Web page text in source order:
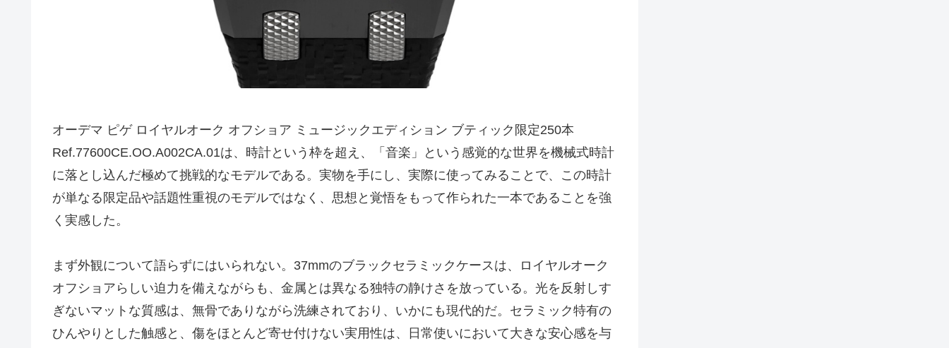
オーデマ ピゲ ロイヤルオーク オフショア ミュージックエディション ブティック限定250本
Ref.77600CE.OO.A002CA.01は、時計という枠を超え、「音楽」という感覚的な世界を機械式時計
に落とし込んだ極めて挑戦的なモデルである。実物を手にし、実際に使ってみることで、この時計
が単なる限定品や話題性重視のモデルではなく、思想と覚悟をもって作られた一本であることを強
く実感した。
まず外観について語らずにはいられない。37mmのブラックセラミックケースは、ロイヤルオーク
オフショアらしい迫力を備えながらも、金属とは異なる独特の静けさを放っている。光を反射しす
ぎないマットな質感は、無骨でありながら洗練されており、いかにも現代的だ。セラミック特有の
ひんやりとした触感と、傷をほとんど寄せ付けない実用性は、日常使いにおいて大きな安心感を与